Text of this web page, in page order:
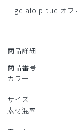
gelato pique オフ
商品詳細
商品番号
カラー
サイズ
素材混率